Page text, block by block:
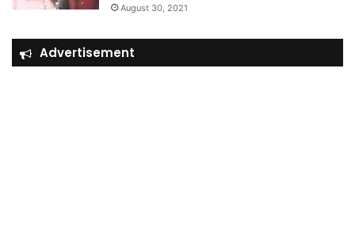
August 30, 2021
Advertisement